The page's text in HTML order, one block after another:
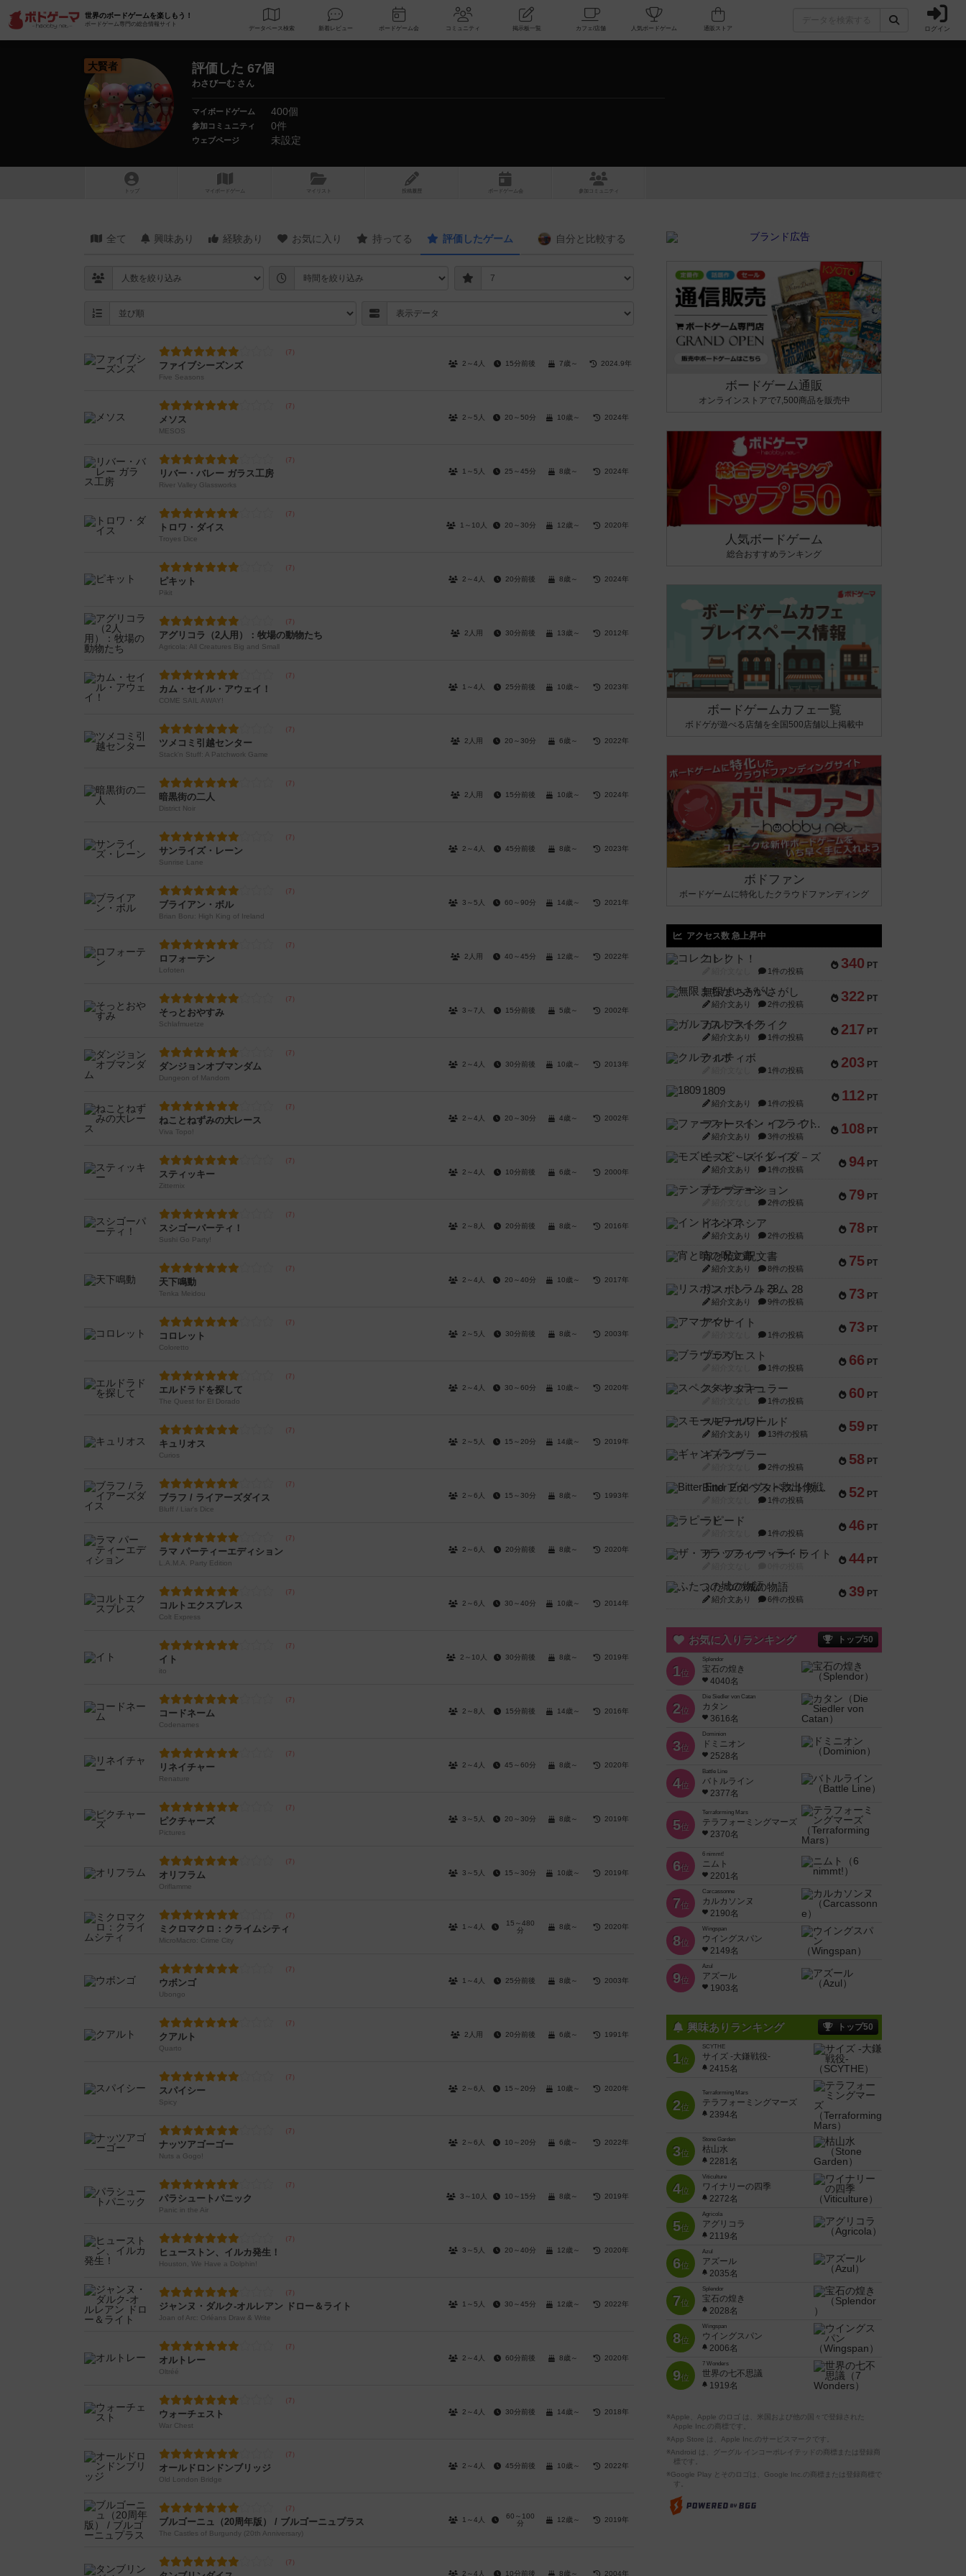
世界のボードゲームを楽しもう！
ボードゲーム専門の総合情報サイト
データベース 検索 新着レビュー ボードゲーム会 コミュニティ 掲示板一覧 カフェ/店舗 人気ボードゲーム ログイン
大賢者 評価した 67個
わさびーむ さん
マイボードゲーム 400個
参加コミュニティ 0件
ウェブページ 未設定
トップ マイボードゲーム マイリスト 投稿履歴 ボ ドゲ ーム コミュニティ
全て 興味あり 経験あり お気に入り 持ってる 評価したゲーム 自分と 比較する
ファイブシーズンズ
Five Seasons
2～4人 15分前後 7歳～ 2024.9年
メソス
MESOS
2～5人 20～50分 10歳～ 2024年
リバー・バレー ガラス工房
River Valley Glassworks
1～5人 25～45分 8歳～ 2024年
トロワ・ダイス
Troyes Dice
1～10人 20～30分 12歳～ 2020年
ピキット
Pikit
2～4人 20分前後 8歳～ 2024年
アグリコラ（2人用）：牧場の動物たち
Agricola: All Creatures Big and Small
2人用 30分前後 13歳～ 2012年
カム・セイル・アウェイ！
COME SAIL AWAY!
1～4人 25分前後 10歳～ 2023年
ツメコミ引越センター
Stack'n Stuff: A Patchwork Game
2人用 20～30分 6歳～ 2022年
暗黒街の二人
District Noir
2人用 15分前後 10歳～ 2024年
サンライズ・レーン
Sunrise Lane
2～4人 45分前後 8歳～ 2023年
ブライアン・ボル
Brian Boru: High King of Ireland
3～5人 60～90分 14歳～ 2021年
ロフォーテン
Lofoten
2人用 40～45分 12歳～ 2022年
そっとおやすみ
Schlafmuetze
3～7人 15分前後 5歳～ 2002年
ダンジョンオブマンダム
Dungeon of Mandom
2～4人 30分前後 10歳～ 2013年
ねことねずみの大レース
Viva Topo!
2～4人 20～30分 4歳～ 2002年
スティッキー
Zitternix
2～4人 10分前後 6歳～ 2000年
スシゴーパーティ！
Sushi Go Party!
2～8人 20分前後 8歳～ 2016年
天下鳴動
Tenka Meidou
2～4人 20～40分 10歳～ 2017年
コロレット
Coloretto
2～5人 30分前後 8歳～ 2003年
エルドラドを探して
The Quest for El Dorado
2～4人 30～60分 10歳～ 2020年
キュリオス
Curios
2～5人 15～20分 14歳～ 2019年
ブラフ / ライアーズダイス
Bluff / Liar's Dice
2～6人 15～30分 8歳～ 1993年
ラマ パーティーエディション
L.A.M.A. Party Edition
2～6人 20分前後 8歳～ 2020年
コルトエクスプレス
Colt Express
2～6人 30～40分 10歳～ 2014年
イト
ito
2～10人 30分前後 8歳～ 2019年
コードネーム
Codenames
2～8人 15分前後 14歳～ 2016年
リネイチャー
Renature
2～4人 45～60分 8歳～ 2020年
ピクチャーズ
Pictures
3～5人 20～30分 8歳～ 2019年
オリフラム
Oriflamme
3～5人 15～30分 10歳～ 2019年
ミクロマクロ：クライムシティ
MicroMacro: Crime City
1～4人
15～480
分
8歳～ 2020年
ウボンゴ
Ubongo
1～4人 25分前後 8歳～ 2003年
クアルト
Quarto
2人用 20分前後 6歳～ 1991年
スパイシー
Spicy
2～6人 15～20分 10歳～ 2020年
ナッツアゴーゴー
Nuts a Gogo!
2～6人 10～20分 6歳～ 2022年
パラシュートパニック
Panic in the Air
3～10人 10～15分 8歳～ 2019年
ヒューストン、イルカ発生！
Houston, We Have a Dolphin!
3～5人 20～40分 12歳～ 2020年
ジャンヌ・ダルク-オルレアン ドロー＆ライト
Joan of Arc: Orléans Draw & Write
1～5人 30～45分 12歳～ 2022年
オルトレー
Oltréé
2～4人 60分前後 8歳～ 2020年
ウォーチェスト
War Chest
2～4人 30分前後 14歳～ 2018年
オールドロンドンブリッジ
Old London Bridge
2～4人 45分前後 10歳～ 2022年
ブルゴーニュ（20周年版） / ブルゴーニュプラス
The Castles of Burgundy (20th Anniversary)
1～4人
60～100
分
12歳～ 2019年
2～4人 10分前後 8歳～ 2004年
ボードゲーム通販
オンラインストアで7,500商品を販売中
人気ボードゲーム
総合おすすめランキング
ボードゲームカフェ一覧
ボドゲが遊べる店舗を全国500店舗以上掲載中
ボドファン
ボードゲームに特化したクラウドファンディング
アクセス数 急上昇中
340 PT
コレクト！
1件の投稿
322 PT
無限まちがいさがし
紹介文あり 2件の投稿
217 PT
ガルフストライク
紹介文あり 1件の投稿
203 PT
クルティボ
1件の投稿
112 PT
1809
紹介文あり 1件の投稿
108 PT
ファースト・イン・フライト
紹介文あり 3件の投稿
94 PT
モズビ－ズ・レイダ－ズ
紹介文あり 1件の投稿
79 PT
テンプテーション
2件の投稿
78 PT
インドネシア
紹介文あり 2件の投稿
75 PT
宵と暁の呪文書
紹介文あり 8件の投稿
73 PT
リスボン・トラム 28
紹介文あり 9件の投稿
73 PT
アマナイト
1件の投稿
66 PT
ブラヴェスト
1件の投稿
60 PT
スペクタキュラー
1件の投稿
59 PT
スモールワールド
紹介文あり 13件の投稿
58 PT
ギャンブラー
2件の投稿
52 PT
Bitter End ブタペスト救出作戦
1件の投稿
46 PT
ラピード
1件の投稿
44 PT
ザ・フラッフィー・ライト
39 PT
ふたつの城の物語
紹介文あり 6件の投稿
お気に入りランキング トップ50
1位
Splendor
宝石の煌き
4040名
2位
Die Siedler von Catan
カタン
3616名
3位
Dominion
ドミニオン
2528名
4位
Battle Line
バトルライン
2377名
5位
Terraforming Mars
テラフォーミングマーズ
2370名
6位
6 nimmt!
ニムト
2201名
7位
Carcassonne
カルカソンヌ
2190名
8位
Wingspan
ウイングスパン
2149名
9位
Azul
アズール
1903名
興味ありランキング トップ50
1位
SCYTHE
サイズ -大鎌戦役-
2415名
2位
Terraforming Mars
テラフォーミングマーズ
2394名
3位
Stone Garden
枯山水
2281名
4位
Viticulture
ワイナリーの四季
2272名
5位
Agricola
アグリコラ
2119名
6位
Azul
アズール
2035名
7位
Splendor
宝石の煌き
2028名
8位
Wingspan
ウイングスパン
2006名
9位
7 Wonders
世界の七不思議
1919名
※Apple、Apple のロゴ は、米国および他の国々で登録された
Apple Inc.の商標です。
※App Store は、Apple Inc.のサービスマークです。
※Android は、グーグル インコーポレイテッドの商標または登録商
標です。
※Google Play とそのロゴは、Google Inc.の商標または登録商標で
す。